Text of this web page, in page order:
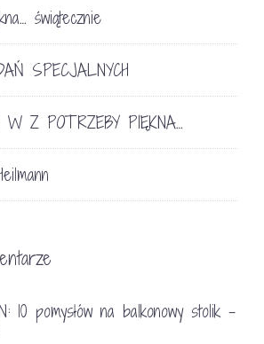
świątecznie
SPECJALNYCH
W Z POTRZEBY PIĘKNA…
10 pomysłów na balkonowy stolik -